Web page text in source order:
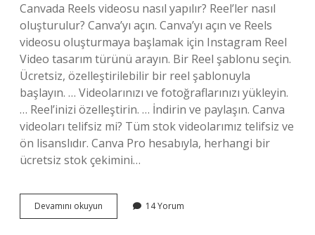
Canvada Reels videosu nasıl yapılır? Reel’ler nasıl
oluşturulur? Canva’yı açın. Canva’yı açın ve Reels
videosu oluşturmaya başlamak için Instagram Reel
Video tasarım türünü arayın. Bir Reel şablonu seçin.
Ücretsiz, özelleştirilebilir bir reel şablonuyla
başlayın. … Videolarınızı ve fotoğraflarınızı yükleyin.
… Reel’inizi özelleştirin. … İndirin ve paylaşın. Canva
videoları telifsiz mi? Tüm stok videolarımız telifsiz ve
ön lisanslıdır. Canva Pro hesabıyla, herhangi bir
ücretsiz stok çekimini…
Devamını okuyun
Tanıtım
14 Yorum